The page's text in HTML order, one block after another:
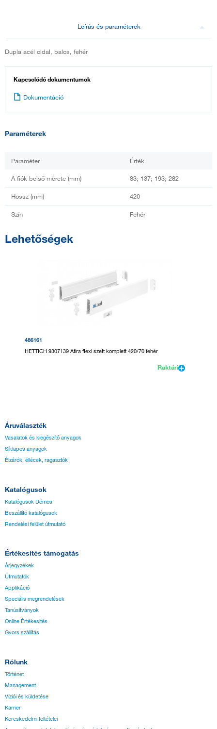
Leírás és paraméterek
Dupla acél oldal, balos, fehér
Kapcsolódó dokumentumok
Dokumentáció
Paraméterek
Paraméter Érték
A fiók belső mérete (mm) 83; 137; 193; 282
Hossz (mm) 420
Szín Fehér
Lehetőségek
486161
HETTICH 9307139 Atira flexi szett komplett 420/70 fehér
Raktári
Áruválaszték
Vasalatok és kiegészítő anyagok
Síklapos anyagok
Élzárók, éllécek, ragasztók
Katalógusok
Katalógusok Démos
Beszállító katalógusok
Rendelési felület útmutató
Értékesítés támogatás
Árjegyzékek
Útmutatók
Applikáció
Speciális megrendelések
Tanúsítványok
Online Értékesítés
Gyors szállítás
Rólunk
Történet
Management
Víziói és küldetése
Karrier
Kereskedelmi feltételei